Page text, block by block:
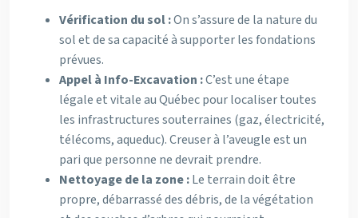
Vérification du sol :On s’assure de la nature du
sol et de sa capacité à supporter les fondations
prévues.
Appel à Info-Excavation :C’est une étape
légale et vitale au Québec pour localiser toutes
les infrastructures souterraines (gaz, électricité,
télécoms, aqueduc). Creuser à l’aveugle est un
pari que personne ne devrait prendre.
Nettoyage de la zone :Le terrain doit être
propre, débarrassé des débris, de la végétation